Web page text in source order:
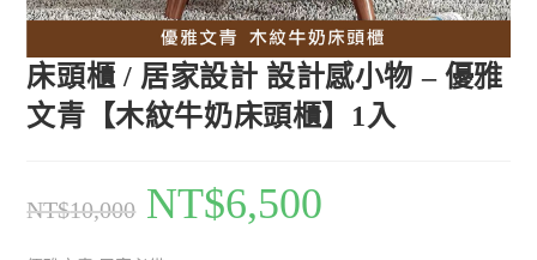
床頭櫃 / 居家設計 設計感小物 – 優雅
文青【木紋牛奶床頭櫃】1入
NT$10,000 NT$6,500